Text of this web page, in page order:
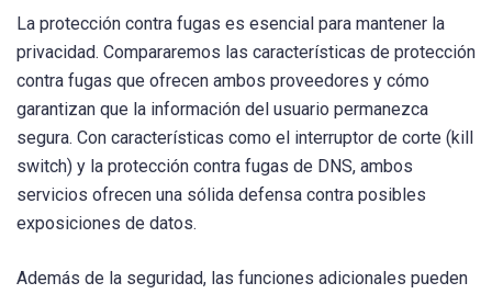
La protección contra fugas es esencial para mantener la
privacidad. Compararemos las características de protección
contra fugas que ofrecen ambos proveedores y cómo
garantizan que la información del usuario permanezca
segura. Con características como el interruptor de corte (kill
switch) y la protección contra fugas de DNS, ambos
servicios ofrecen una sólida defensa contra posibles
exposiciones de datos.
Además de la seguridad, las funciones adicionales pueden